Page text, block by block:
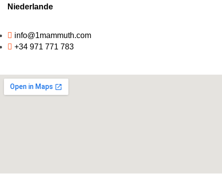
Niederlande
info@1mammuth.com
+34 971 771 783